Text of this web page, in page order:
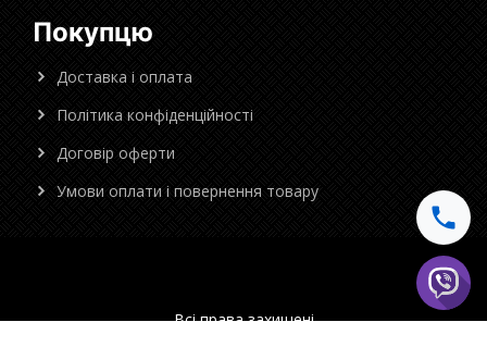
Покупцю
Доставка і оплата
Політика конфіденційності
Договір оферти
Умови оплати і повернення товару
Всі права захищені